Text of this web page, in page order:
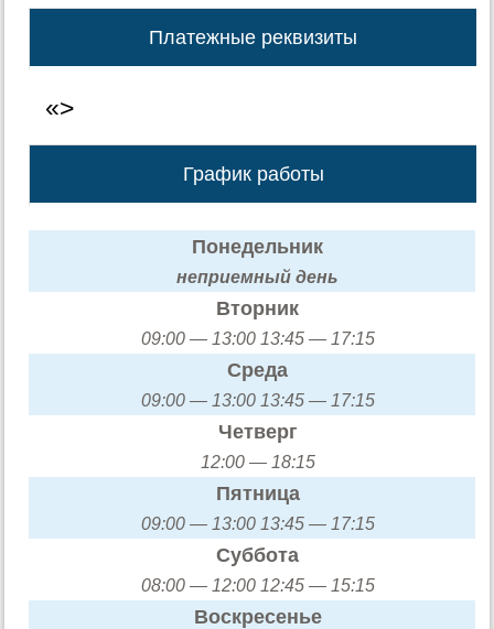
Платежные реквизиты
«>
График работы
Понедельник
неприемный день
Вторник
09:00 — 13:00 13:45 — 17:15
Среда
09:00 — 13:00 13:45 — 17:15
Четверг
12:00 — 18:15
Пятница
09:00 — 13:00 13:45 — 17:15
Суббота
08:00 — 12:00 12:45 — 15:15
Воскресенье